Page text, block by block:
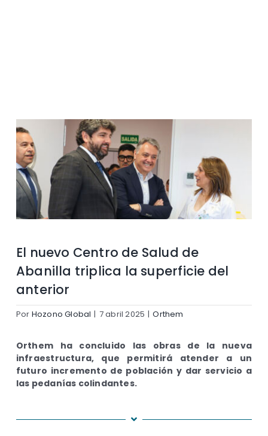
El nuevo Centro de Salud de
Abanilla triplica la superficie del
anterior
Por Hozono Global | 7 abril 2025 | Orthem
Orthem ha concluido las obras de la nueva
infraestructura, que permitirá atender a un
futuro incremento de población y dar servicio a
las pedanías colindantes.